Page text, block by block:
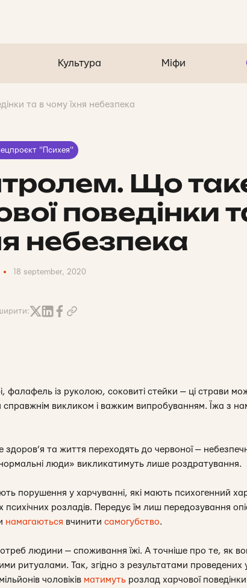
Культура Міфи
та в чому їхня небезпека
"Психея"
Що
поведінки
небезпека
18 september, 2020
із руколою, соковиті стейки — ці страви
викликом і важким випробуванням. Їжа з
та життя переходять до червоної —
люди» викликатимуть лише роздратування.
порушення у харчуванні, які мають психогенний
розладів. Передує їм лиш передозування
намагаються вчинити самогубство.
людини — споживання їжі. А точніше про те, як
ритуалами. Так, згідно з результатами
чоловіків матимуть розлад харчової